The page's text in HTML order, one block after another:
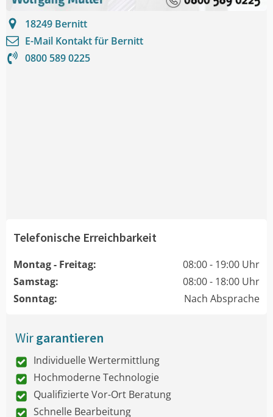
18249 Bernitt
E-Mail Kontakt für Bernitt
0800 589 0225
Telefonische Erreichbarkeit
Montag - Freitag:
08:00 - 19:00 Uhr
Samstag:
08:00 - 18:00 Uhr
Sonntag:
Nach Absprache
Wirgarantieren
Individuelle Wertermittlung
Hochmoderne Technologie
Qualifizierte Vor-Ort Beratung
Schnelle Bearbeitung